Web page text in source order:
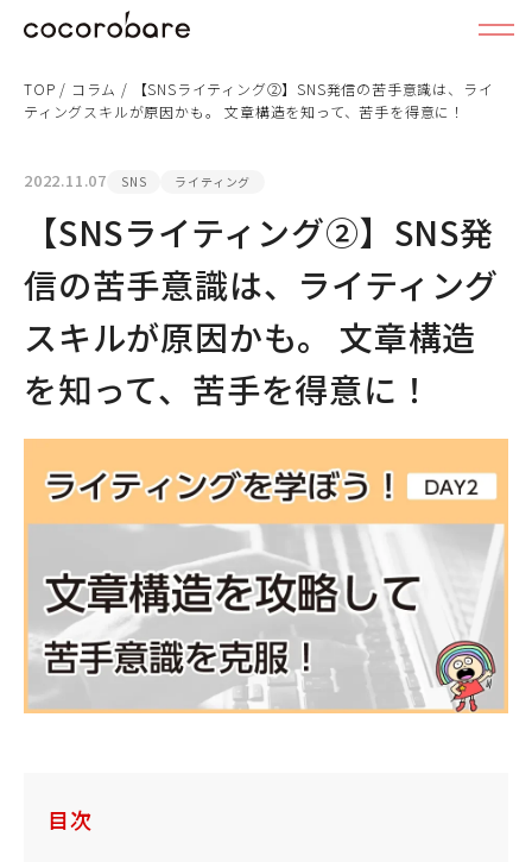
TOP / コラム /
【SNSライティング②】SNS発信の苦手意識は、ライ
ティングスキルが原因かも。 文章構造を知って、苦手を得意に！
2022.11.07 SNS ライティング
【SNSライティング②】SNS発
信の苦手意識は、ライティング
スキルが原因かも。 文章構造
を知って、苦手を得意に！
目次